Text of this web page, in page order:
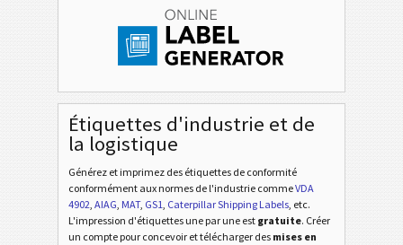
Étiquettes d'industrie et de
la logistique
Générez et imprimez des étiquettes de conformité
conformément aux normes de l'industrie commeVDA
4902, AIAG, MAT, GS1, Caterpillar Shipping Labels, etc.
L'impression d'étiquettes une par une est gratuite. Créer
un compte pour concevoir et télécharger des mises en